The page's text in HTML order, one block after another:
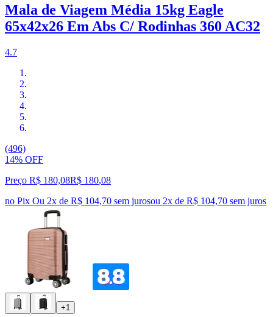
Mala de Viagem Média 15kg Eagle
65x42x26 Em Abs C/ Rodinhas 360 AC32
4.7
(496)
14% OFF
Preço R$ 180,08R$ 180,08
no Pix Ou 2x de R$ 104,70 sem jurosou 2x de R$ 104,70 sem juros
+1